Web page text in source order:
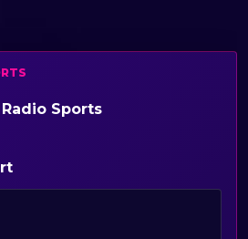
Sports